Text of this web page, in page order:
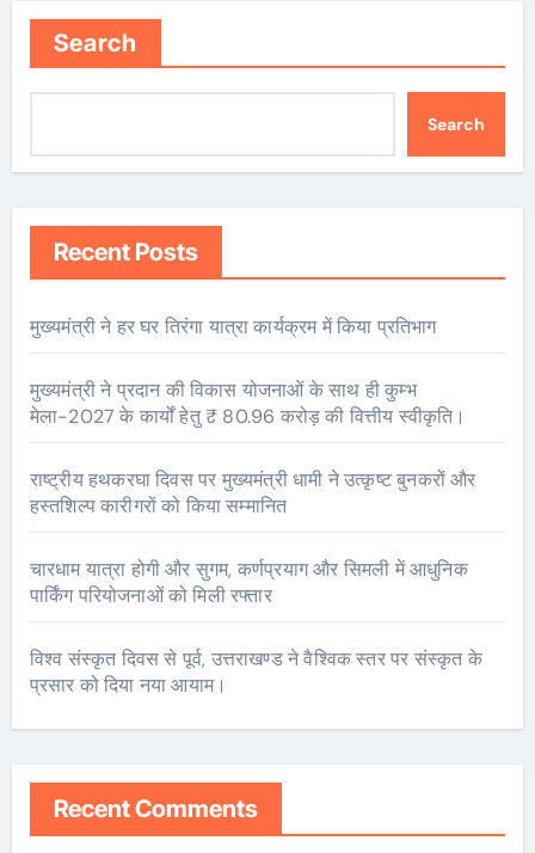
Search
Search
Recent Posts
मुख्यमंत्री ने हर घर तिरंगा यात्रा कार्यक्रम में किया प्रतिभाग
मुख्यमंत्री ने प्रदान की विकास योजनाओं के साथ ही कुम्भ
मेला-2027 के कार्यों हेतु ₹ 80.96 करोड़ की वित्तीय स्वीकृति।
राष्ट्रीय हथकरघा दिवस पर मुख्यमंत्री धामी ने उत्कृष्ट बुनकरों और
हस्तशिल्प कारीगरों को किया सम्मानित
चारधाम यात्रा होगी और सुगम, कर्णप्रयाग और सिमली में आधुनिक
पार्किंग परियोजनाओं को मिली रफ्तार
विश्व संस्कृत दिवस से पूर्व, उत्तराखण्ड ने वैश्विक स्तर पर संस्कृत के
प्रसार को दिया नया आयाम।
Recent Comments